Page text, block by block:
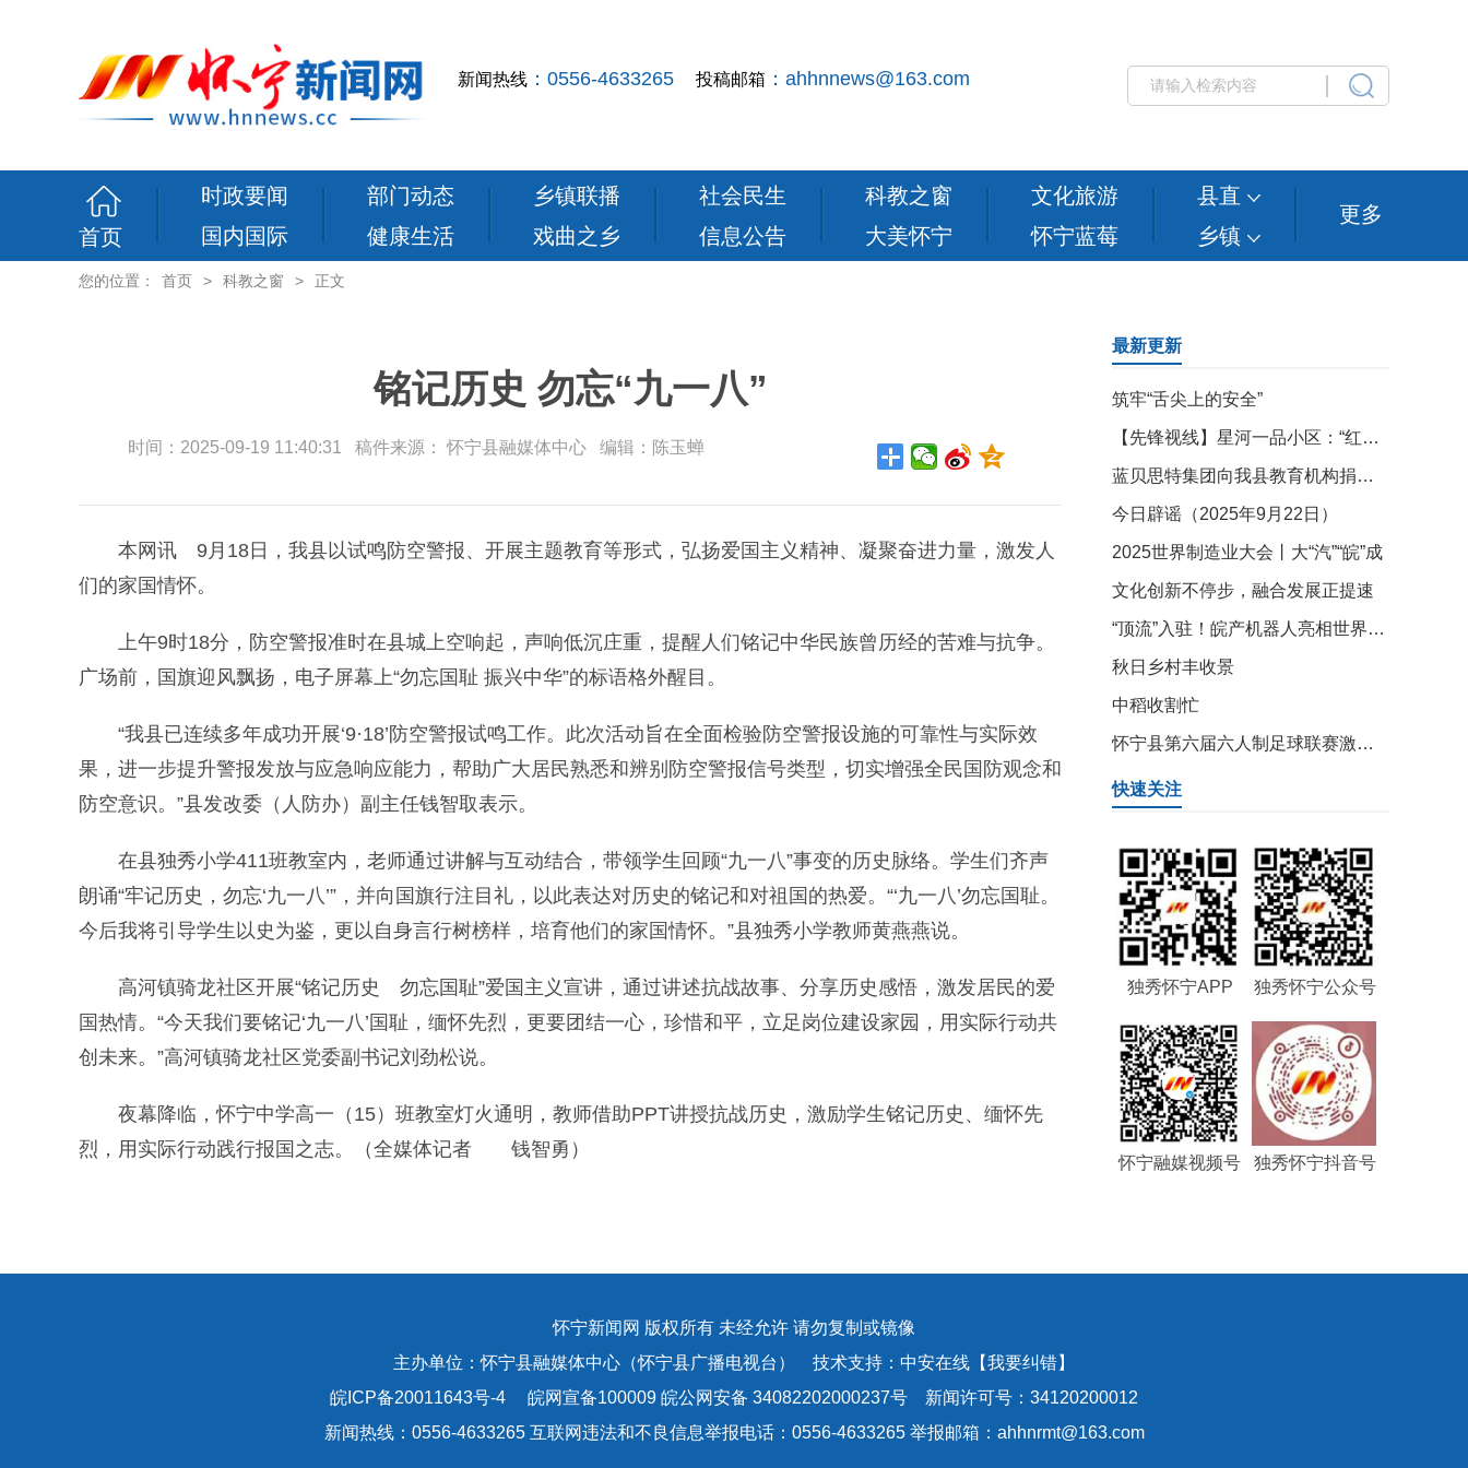
新闻热线 ：0556-4633265 投稿邮箱 ：ahhnnews@163.com
首页
时政要闻
国内国际
部门动态
健康生活
乡镇联播
戏曲之乡
社会民生
信息公告
科教之窗
大美怀宁
文化旅游
怀宁蓝莓
县直
乡镇
更多
您的位置： 首页 > 科教之窗 > 正文
铭记历史 勿忘“九一八”
时间：2025-09-19 11:40:31 稿件来源： 怀宁县融媒体中心 编辑：陈玉蝉
本网讯 9月18日，我县以试鸣防空警报、开展主题教育等形式，弘扬爱国主义精神、凝聚奋进力量，激发人
们的家国情怀。
上午9时18分，防空警报准时在县城上空响起，声响低沉庄重，提醒人们铭记中华民族曾历经的苦难与抗争。
广场前，国旗迎风飘扬，电子屏幕上“勿忘国耻 振兴中华”的标语格外醒目。
“我县已连续多年成功开展‘9·18’防空警报试鸣工作。此次活动旨在全面检验防空警报设施的可靠性与实际效
果，进一步提升警报发放与应急响应能力，帮助广大居民熟悉和辨别防空警报信号类型，切实增强全民国防观念和
防空意识。”县发改委（人防办）副主任钱智取表示。
在县独秀小学411班教室内，老师通过讲解与互动结合，带领学生回顾“九一八”事变的历史脉络。学生们齐声
朗诵“牢记历史，勿忘‘九一八’”，并向国旗行注目礼，以此表达对历史的铭记和对祖国的热爱。“‘九一八’勿忘国耻。
今后我将引导学生以史为鉴，更以自身言行树榜样，培育他们的家国情怀。”县独秀小学教师黄燕燕说。
高河镇骑龙社区开展“铭记历史 勿忘国耻”爱国主义宣讲，通过讲述抗战故事、分享历史感悟，激发居民的爱
国热情。“今天我们要铭记‘九一八’国耻，缅怀先烈，更要团结一心，珍惜和平，立足岗位建设家园，用实际行动共
创未来。”高河镇骑龙社区党委副书记刘劲松说。
夜幕降临，怀宁中学高一（15）班教室灯火通明，教师借助PPT讲授抗战历史，激励学生铭记历史、缅怀先
烈，用实际行动践行报国之志。（全媒体记者 钱智勇）
最新更新
筑牢“舌尖上的安全”
【先锋视线】星河一品小区：“红色物业”暖民心
蓝贝思特集团向我县教育机构捐赠价值10万元的无尘液晶黑板
今日辟谣（2025年9月22日）
2025世界制造业大会丨大“汽”“皖”成
文化创新不停步，融合发展正提速
“顶流”入驻！皖产机器人亮相世界制造业大会
秋日乡村丰收景
中稻收割忙
怀宁县第六届六人制足球联赛激情开赛
快速关注
独秀怀宁APP 独秀怀宁公众号
怀宁融媒视频号 独秀怀宁抖音号
怀宁新闻网 版权所有 未经允许 请勿复制或镜像
主办单位：怀宁县融媒体中心（怀宁县广播电视台） 技术支持：中安在线【我要纠错】
皖ICP备20011643号-4 皖网宣备100009 皖公网安备 34082202000237号 新闻许可号：34120200012
新闻热线：0556-4633265 互联网违法和不良信息举报电话：0556-4633265 举报邮箱：ahhnrmt@163.com